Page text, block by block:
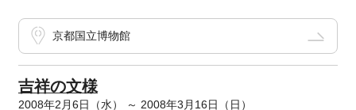
京都国立博物館
吉祥の文様
2008年2月6日（水） ～ 2008年3月16日（日）